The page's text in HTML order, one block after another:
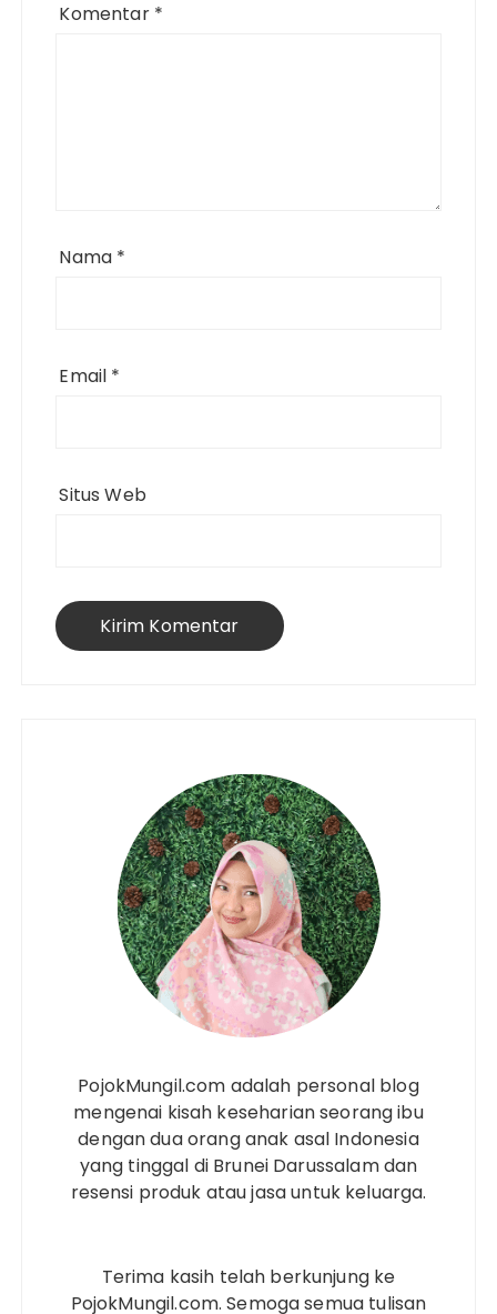
Komentar *
Nama *
Email *
Situs Web
PojokMungil.com adalah personal blog
mengenai kisah keseharian seorang ibu
dengan dua orang anak asal Indonesia
yang tinggal di Brunei Darussalam dan
resensi produk atau jasa untuk keluarga.
Terima kasih telah berkunjung ke
PojokMungil.com. Semoga semua tulisan